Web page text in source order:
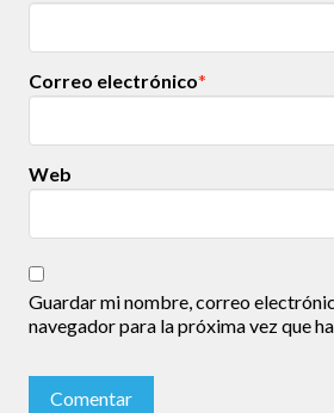
Correo electrónico*
Web
Guardar mi nombre, correo
navegador para la próxima vez que